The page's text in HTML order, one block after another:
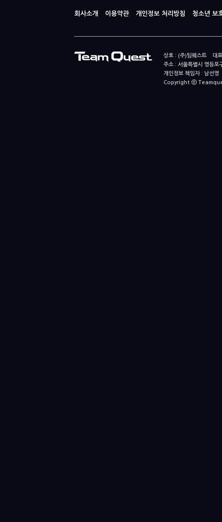
회사소개 이용약관 개인정보 처리방침 청소년 보
상호 : (주)팀퀘스트 대
주소 : 서울특별시 영등
개인정보 책임자 : 남
Copyright ⓒ